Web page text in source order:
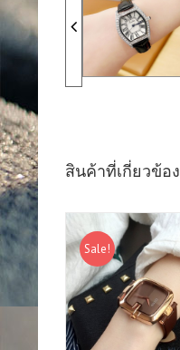
สินค้าที่เกี่ยวข้อง
Sale!